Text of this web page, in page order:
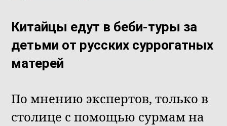
Китайцы едут в беби-туры за
детьми от русских суррогатных
матерей
По мнению экспертов, только в
столице с помощью сурмам на